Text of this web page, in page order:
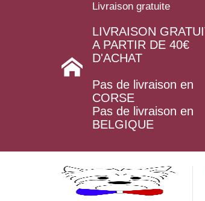
Livraison gratuite
LIVRAISON
A PARTIR DE 40€
D'ACHAT
Pas de livraison en
CORSE
Pas de livraison en
BELGIQUE